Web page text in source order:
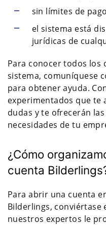
sin límites de
el sistema está
jurídicas de
Para conocer todos los
sistema, comuníquese
para obtener ayuda.
experimentados que te
dudas y te ofrecerán
necesidades de tu
¿Cómo
cuenta
Para abrir una cuenta
Bilderlings, conviértase
nuestros expertos le